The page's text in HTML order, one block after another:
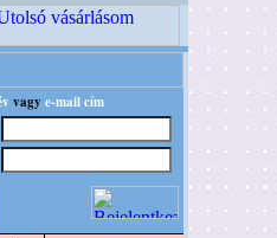
+++++++
vagy e-mail cím